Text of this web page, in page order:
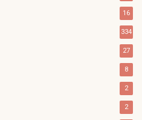
16
334
27
8
2
2